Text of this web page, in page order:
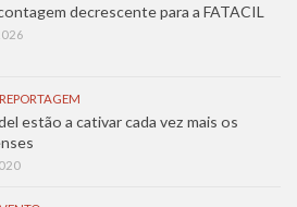
decrescente para a FATACIL
REPORTAGEM
estão a cativar cada vez mais os